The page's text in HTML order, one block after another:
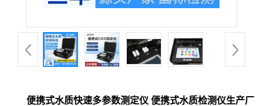
便携式水质快速多参数测定仪 便携式水质检测仪生产厂